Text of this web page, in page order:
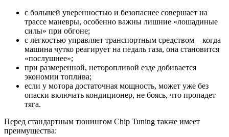
с большей уверенностью и безопаснее совершает на
трассе маневры, особенно важны лишние «лошадиные
силы» при обгоне;
с легкостью управляет транспортным средством – когда
машина чутко реагирует на педаль газа, она становится
«послушнее»;
при размеренной, неторопливой езде добивается
экономии топлива;
если у мотора достаточная мощность, может уже без
опаски включать кондиционер, не боясь, что пропадет
тяга.
Перед стандартным тюнингом Chip Tuning также имеет
преимущества: